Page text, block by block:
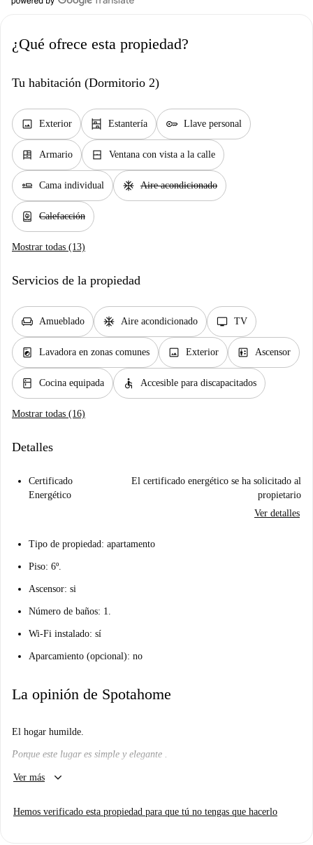
¿Qué ofrece esta propiedad?
Tu habitación (Dormitorio 2)
image Exterior shelves Estantería key Llave personal
dresser Armario window_closed Ventana con vista a la calle
airline_seat_flat Cama individual ac_unit Aire acondicionado
water_heater Calefacción
Mostrar todas (13)
Servicios de la propiedad
chair Amueblado ac_unit Aire acondicionado tv TV
local_laundry_service Lavadora en zonas comunes image Exterior elevator Ascensor
kitchen Cocina equipada accessible Accesible para discapacitados
Mostrar todas (16)
Detalles
Certificado
Energético
El certificado energético se ha solicitado al
propietario
Ver detalles
Tipo de propiedad: apartamento
Piso: 6º.
Ascensor: si
Número de baños: 1.
Wi-Fi instalado: sí
Aparcamiento (opcional): no
La opinión de Spotahome
El hogar humilde.
Porque este lugar es simple y elegante .
¿Me gustará aquí?
agradable y sencilla en un lugar encantador que está bien conectado con
Ver más keyboard_arrow_down
Hemos verificado esta propiedad para que tú no tengas que hacerlo